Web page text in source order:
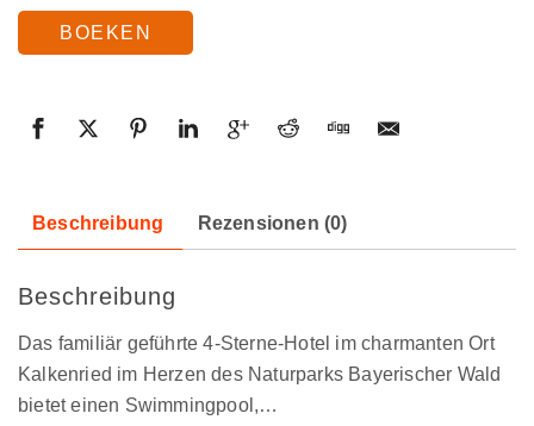
BOEKEN
Beschreibung Rezensionen (0)
Beschreibung
Das familiär geführte 4-Sterne-Hotel im charmanten Ort
Kalkenried im Herzen des Naturparks Bayerischer Wald
bietet einen Swimmingpool,…